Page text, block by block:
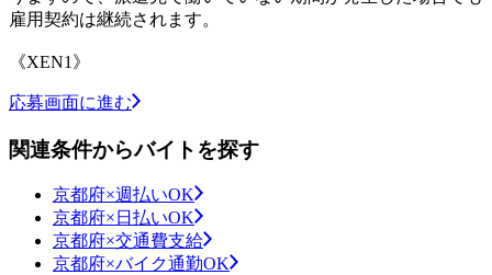
雇用契約は継続されます。
《XEN1》
応募画面に進む
関連条件からバイトを探す
京都府×週払いOK
京都府×日払いOK
京都府×交通費支給
京都府×バイク通勤OK